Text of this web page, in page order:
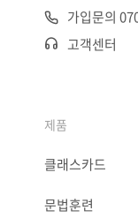
가입문의
고객센터
제품
클래스카드
문법훈련